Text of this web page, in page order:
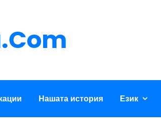
Нашата история Език